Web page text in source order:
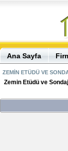
Ana Sayfa
ZEMİN ETÜDÜ VE
Zemin Etüdü ve